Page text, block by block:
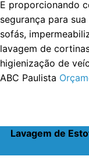
E proporcionando
segurança para
sofás,
lavagem de
higienização de
ABC Paulista
Lavagem de